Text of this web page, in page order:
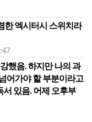
한 엑시터시 스위치라
했음. 하지만 나의 과
어가야 할 부분이라고
서 있음. 어제 오후부